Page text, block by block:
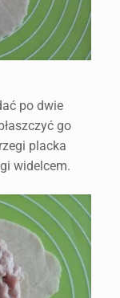
po dwie
go
placka
widelcem.